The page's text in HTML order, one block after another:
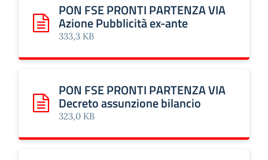
Scarica: PON FSE PRONTI PARTENZA VIA Azione
PON FSE PRONTI PARTENZA VIA
Azione Pubblicità ex-ante
333,3 KB
Scarica: PON FSE PRONTI PARTENZA VIA Decreto
PON FSE PRONTI PARTENZA VIA
Decreto assunzione bilancio
323,0 KB